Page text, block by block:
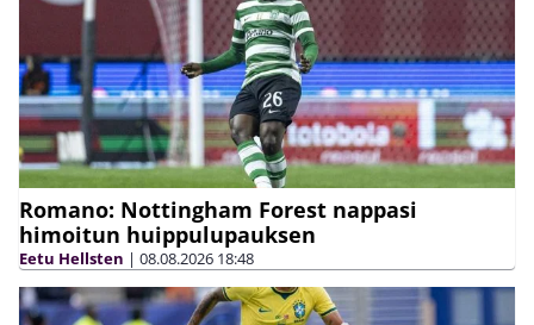
Romano: Nottingham Forest nappasi
himoitun huippulupauksen
Eetu Hellsten | 08.08.2026 18:48